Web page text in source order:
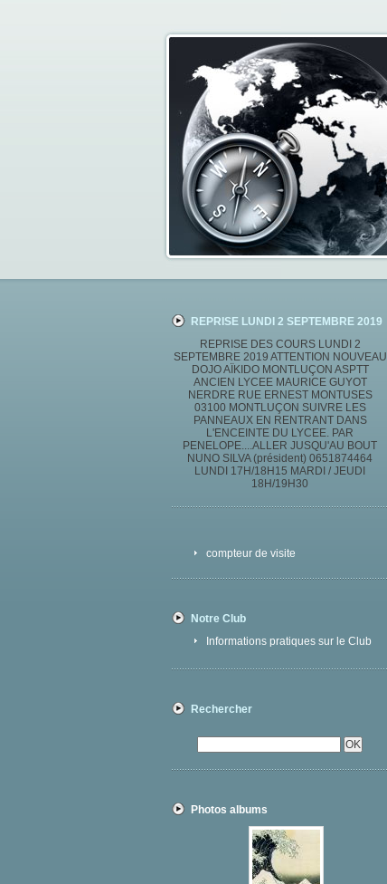
REPRISE LUNDI 2 SEPTEMBRE 2019
REPRISE DES COURS LUNDI 2
SEPTEMBRE 2019 ATTENTION NOUVEAU
DOJO AÏKIDO MONTLUÇON ASPTT
ANCIEN LYCEE MAURICE GUYOT
NERDRE RUE ERNEST MONTUSES
03100 MONTLUÇON SUIVRE LES
PANNEAUX EN RENTRANT DANS
L'ENCEINTE DU LYCEE. PAR
PENELOPE....ALLER JUSQU'AU BOUT
NUNO SILVA (président) 0651874464
LUNDI 17H/18H15 MARDI / JEUDI
18H/19H30
compteur de visite
Notre Club
Informations pratiques sur le Club
Rechercher
Photos albums